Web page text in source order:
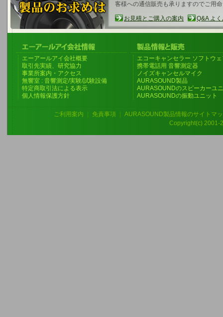
客様への通信販売も承りますのでご用
お見積とご購入の案内 Q&A よ
エーアールアイ会社概要
取引先実績、研究協力
事業所案内・アクセス
無響室 : 音響測定/実験/試験設備
特定商取引法による表示
個人情報保護方針
エコーキャンセラー ソフトウ
携帯電話用 音響測定器
ノイズキャンセルマイク
AURASOUND製品
AURASOUNDのスピーカーユ
AURASOUNDの振動ユニット
ご利用案内 免責事項
AURASOUND製品情報のサイトマ
Copyright(c) 2001-